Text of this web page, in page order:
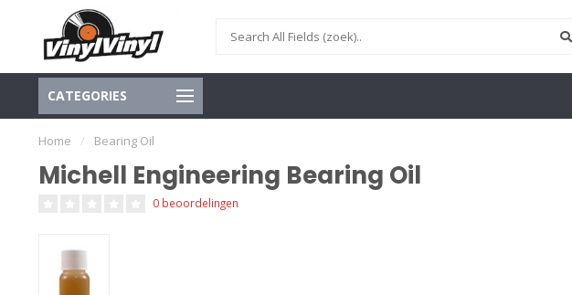
CATEGORIES
Home / Bearing Oil
Michell Engineering Bearing Oil
0 beoordelingen